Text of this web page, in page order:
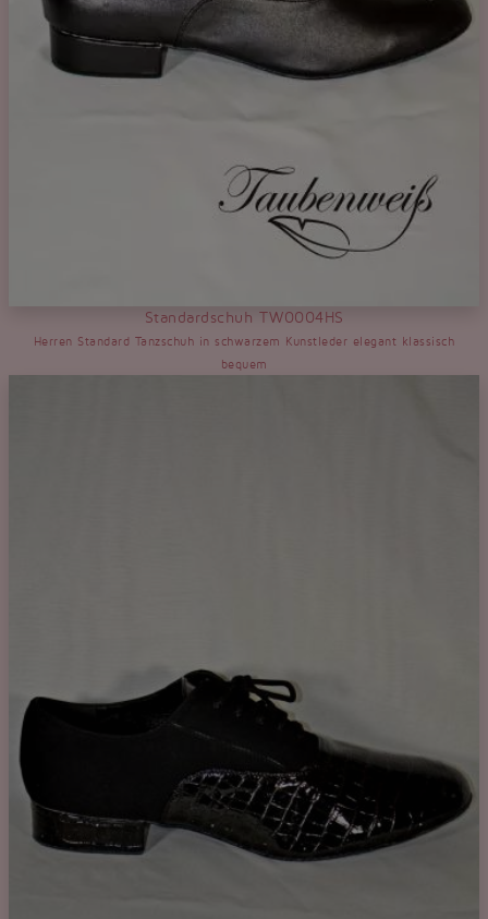
Standardschuh TW0004HS
Herren Standard Tanzschuh in schwarzem Kunstleder elegant klassisch
bequem